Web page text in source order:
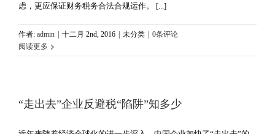
虑，更应保证财务税务合法合规运作。 [...]
作者: admin | 十二月 2nd, 2016 | 未分类 | 0条评论
阅读更多
“走出去”企业反避税“陷阱”知多少